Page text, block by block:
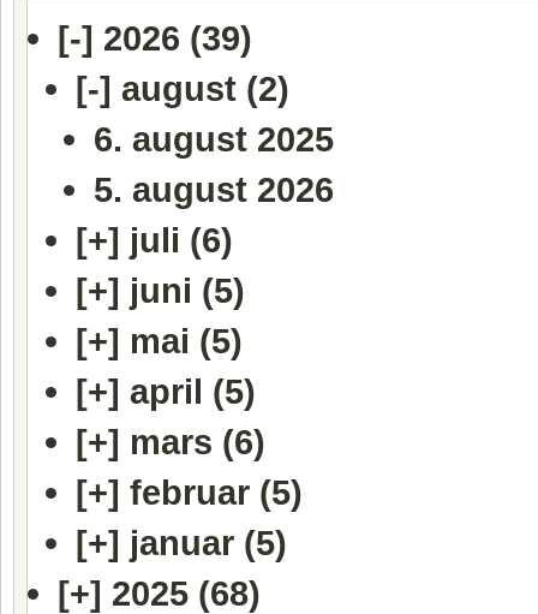
[-] 2026 (39)
[-] august (2)
6. august 2025
5. august 2026
[+] juli (6)
[+] juni (5)
[+] mai (5)
[+] april (5)
[+] mars (6)
[+] februar (5)
[+] januar (5)
[+] 2025 (68)